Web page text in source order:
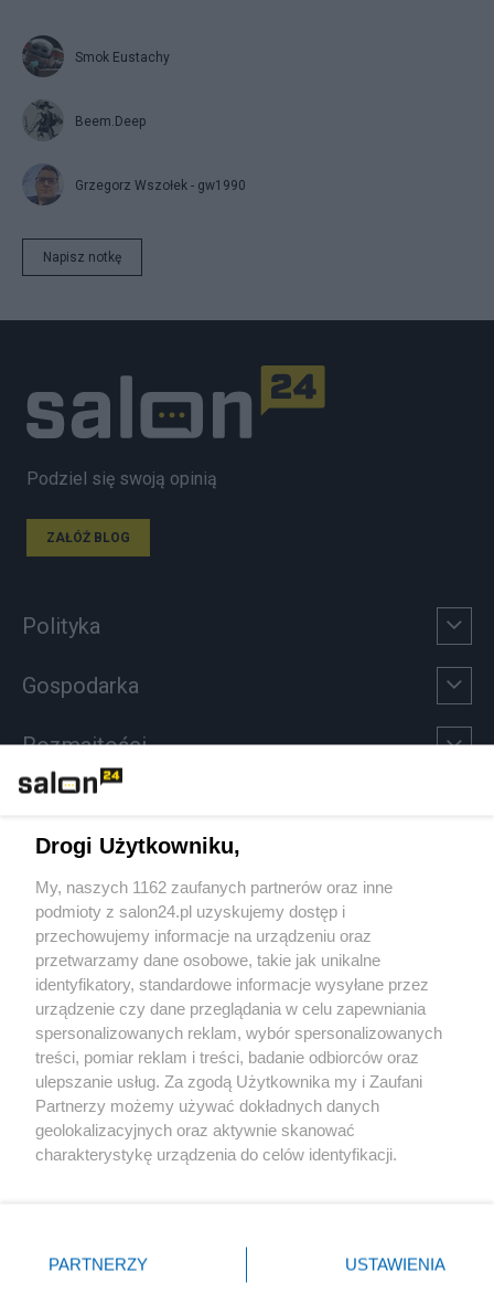
Smok Eustachy
Beem.Deep
Grzegorz Wszołek - gw1990
Napisz notkę
Podziel się swoją opinią
ZAŁÓŻ BLOG
Polityka
Gospodarka
Rozmaitości
Sport
Społeczeństwo
Kultura
X Facebook Instagram Youtube
Drogi Użytkowniku,
My, naszych 1162 zaufanych partnerów oraz inne
podmioty z salon24.pl uzyskujemy dostęp i
przechowujemy informacje na urządzeniu oraz
przetwarzamy dane osobowe, takie jak unikalne
identyfikatory, standardowe informacje wysyłane przez
urządzenie czy dane przeglądania w celu zapewniania
spersonalizowanych reklam, wybór spersonalizowanych
treści, pomiar reklam i treści, badanie odbiorców oraz
ulepszanie usług. Za zgodą Użytkownika my i Zaufani
Partnerzy możemy używać dokładnych danych
geolokalizacyjnych oraz aktywnie skanować
charakterystykę urządzenia do celów identyfikacji.
zmienić/wycofać klikając przycisk ustawień prywatności
znajdujący się w lewym dolnym rogu strony
PARTNERZY USTAWIENIA